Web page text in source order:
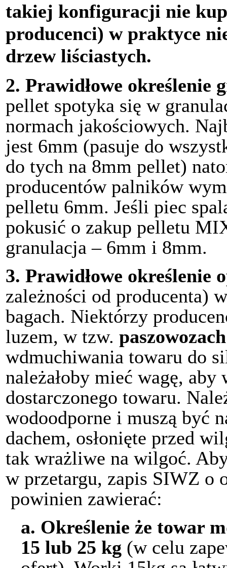
takiej konfiguracji nie
producenci) w praktyce
drzew liściastych.
2. Prawidłowe określenie
pellet spotyka się w
normach jakościowych.
jest 6mm (pasuje do
do tych na 8mm pellet)
producentów palników
pelletu 6mm. Jeśli piec
pokusić o zakup pelletu
granulacja – 6mm i 8mm.
3. Prawidłowe określenie
zależności od producenta)
bagach. Niektórzy
luzem, w tzw. paszowozach
wdmuchiwania towaru do
należałoby mieć wagę,
dostarczonego towaru.
wodoodporne i muszą być
dachem, osłonięte przed
tak wrażliwe na wilgoć.
w przetargu, zapis SIWZ o
powinien zawierać:
a. Określenie że towar
15 lub 25 kg (w celu